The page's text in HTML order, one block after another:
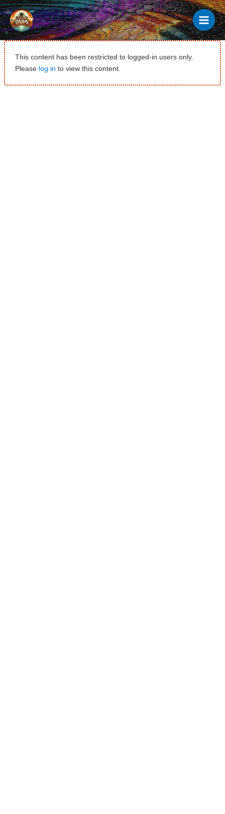
Ir
al
contenido
This content has been restricted to logged-in users only.
Please log in to view this content.